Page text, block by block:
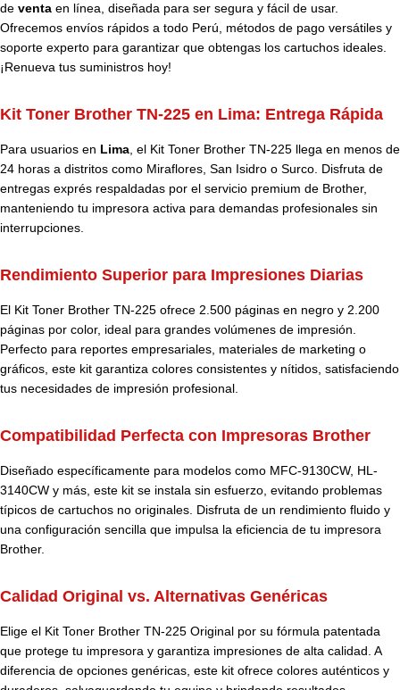
de venta en línea, diseñada para ser segura y fácil de usar.
Ofrecemos envíos rápidos a todo Perú, métodos de pago versátiles y
soporte experto para garantizar que obtengas los cartuchos ideales.
¡Renueva tus suministros hoy!
Kit Toner Brother TN-225 en Lima: Entrega Rápida
Para usuarios en Lima, el Kit Toner Brother TN-225 llega en menos de
24 horas a distritos como Miraflores, San Isidro o Surco. Disfruta de
entregas exprés respaldadas por el servicio premium de Brother,
manteniendo tu impresora activa para demandas profesionales sin
interrupciones.
Rendimiento Superior para Impresiones Diarias
El Kit Toner Brother TN-225 ofrece 2.500 páginas en negro y 2.200
páginas por color, ideal para grandes volúmenes de impresión.
Perfecto para reportes empresariales, materiales de marketing o
gráficos, este kit garantiza colores consistentes y nítidos, satisfaciendo
tus necesidades de impresión profesional.
Compatibilidad Perfecta con Impresoras Brother
Diseñado específicamente para modelos como MFC-9130CW, HL-
3140CW y más, este kit se instala sin esfuerzo, evitando problemas
típicos de cartuchos no originales. Disfruta de un rendimiento fluido y
una configuración sencilla que impulsa la eficiencia de tu impresora
Brother.
Calidad Original vs. Alternativas Genéricas
Elige el Kit Toner Brother TN-225 Original por su fórmula patentada
que protege tu impresora y garantiza impresiones de alta calidad. A
diferencia de opciones genéricas, este kit ofrece colores auténticos y